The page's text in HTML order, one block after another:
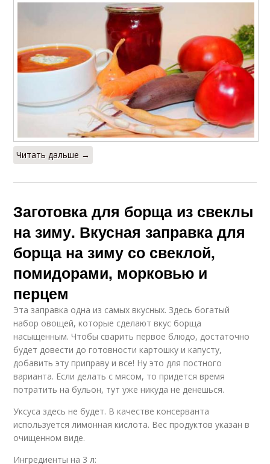
Читать дальше →
Заготовка для борща из свеклы
на зиму. Вкусная заправка для
борща на зиму со свеклой,
помидорами, морковью и
перцем
Эта заправка одна из самых вкусных. Здесь богатый
набор овощей, которые сделают вкус борща
насыщенным. Чтобы сварить первое блюдо, достаточно
будет довести до готовности картошку и капусту,
добавить эту приправу и все! Ну это для постного
варианта. Если делать с мясом, то придется время
потратить на бульон, тут уже никуда не денешься.
Уксуса здесь не будет. В качестве консерванта
используется лимонная кислота. Вес продуктов указан в
очищенном виде.
Ингредиенты на 3 л: